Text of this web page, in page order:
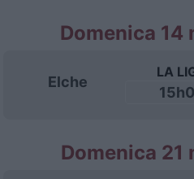
Domenica 14
Elche
LA
Domenica 21